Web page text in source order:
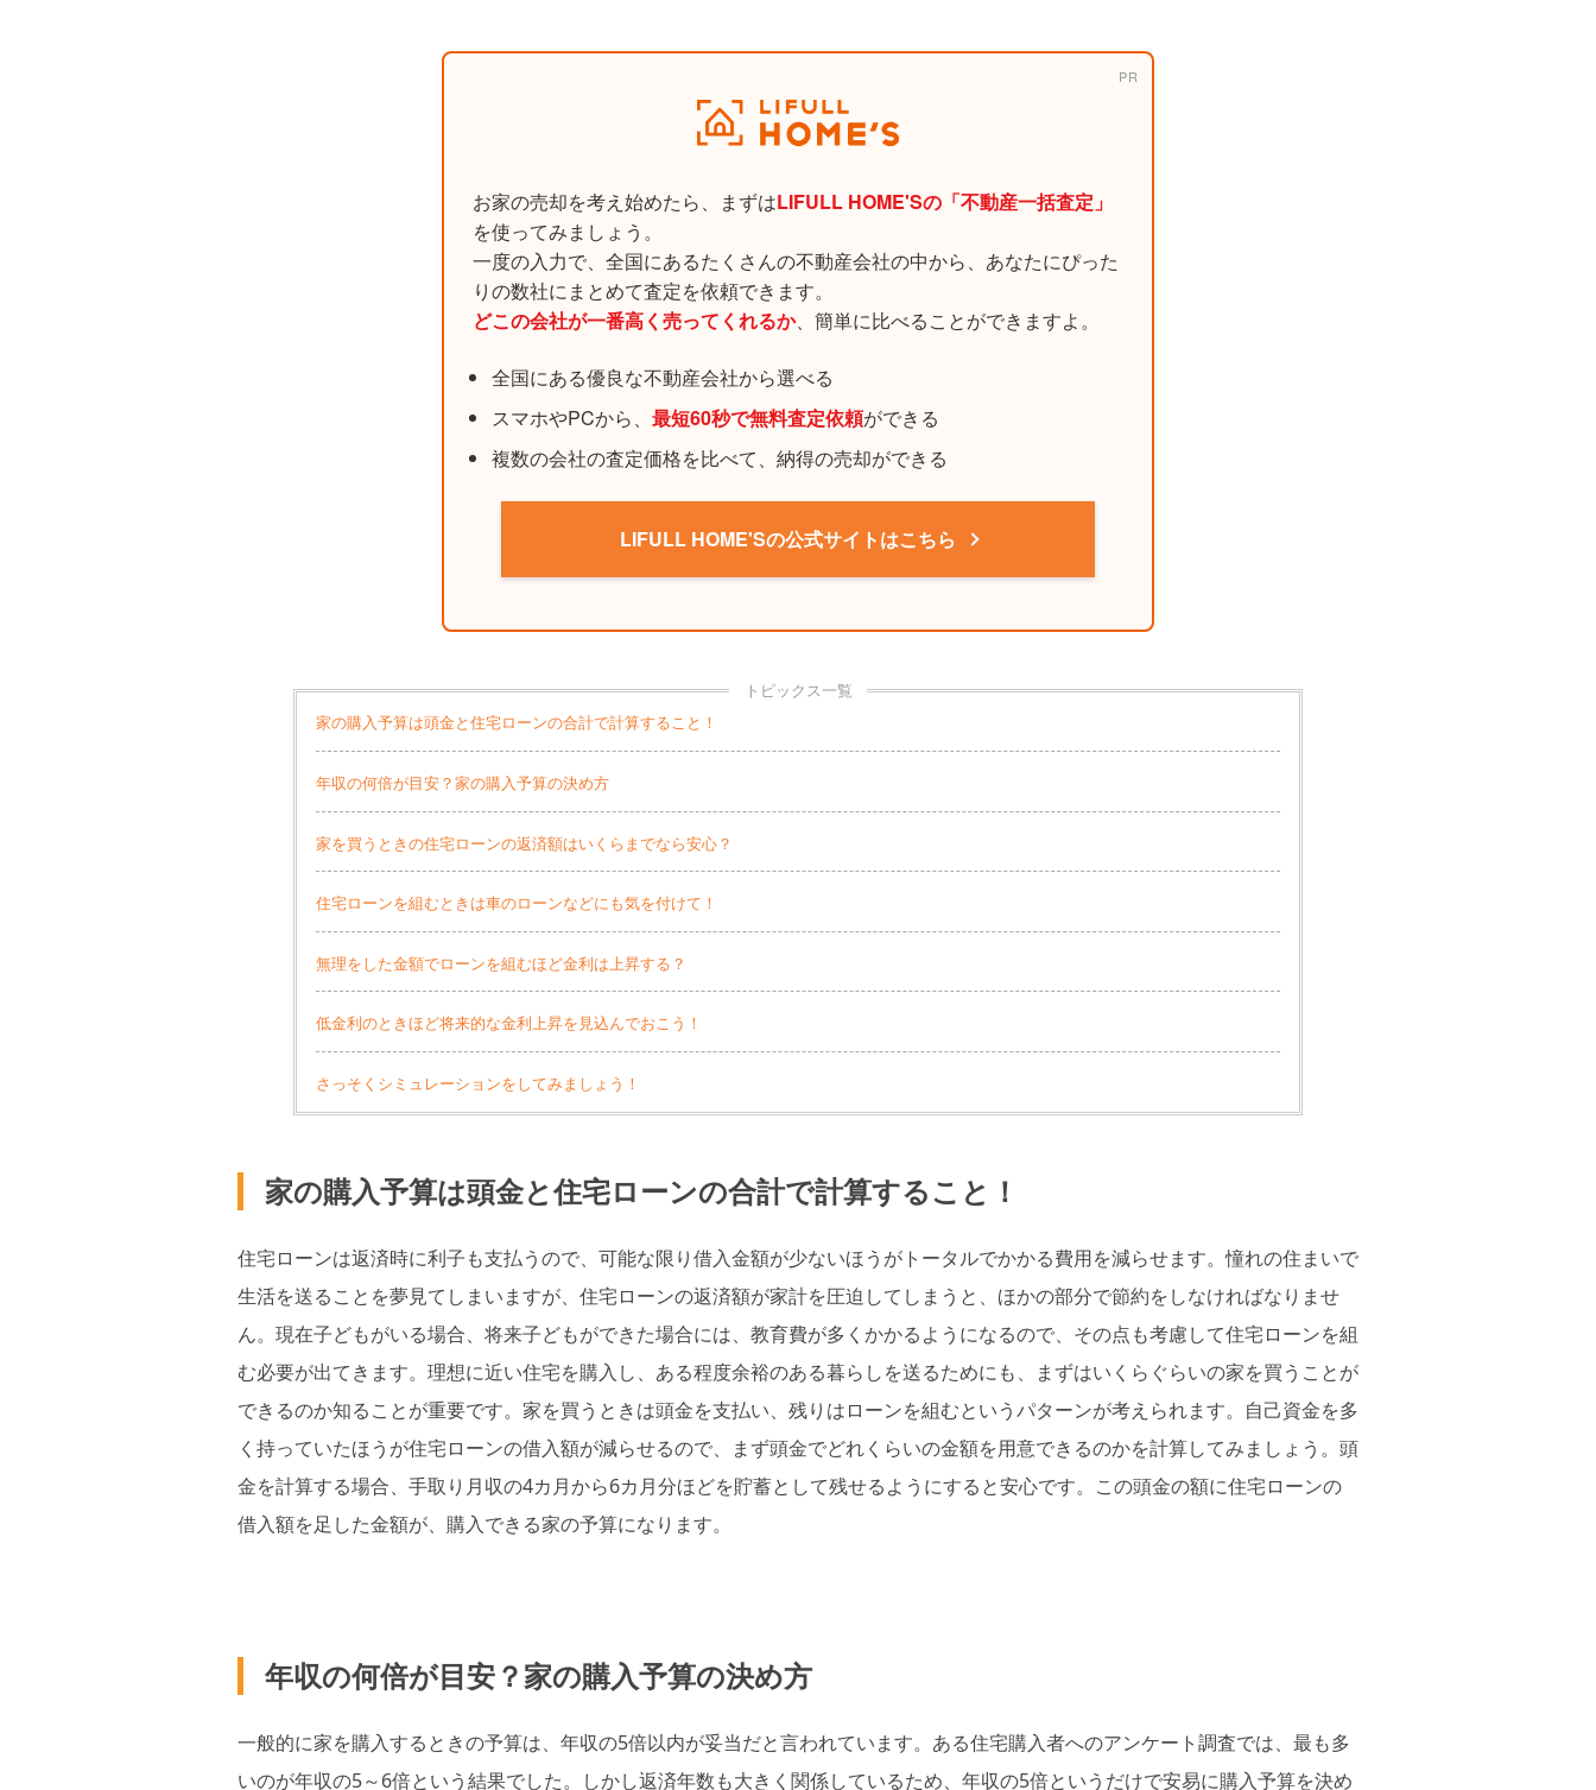
お家の売却を考え始めたら、まずはLIFULL HOME'Sの「不動産一括査定」
を使ってみましょう。
一度の入力で、全国にあるたくさんの不動産会社の中から、あなたにぴった
りの数社にまとめて査定を依頼できます。
どこの会社が一番高く売ってくれるか、簡単に比べることができますよ。
全国にある優良な不動産会社から選べる
スマホやPCから、 最短60秒で無料査定依頼ができる
複数の会社の査定価格を比べて、納得の売却ができる
LIFULL HOME'Sの公式サイトはこちら
トピックス一覧
家の購入予算は頭金と住宅ローンの合計で計算すること！
年収の何倍が目安？家の購入予算の決め方
家を買うときの住宅ローンの返済額はいくらまでなら安心？
住宅ローンを組むときは車のローンなどにも気を付けて！
無理をした金額でローンを組むほど金利は上昇する？
低金利のときほど将来的な金利上昇を見込んでおこう！
さっそくシミュレーションをしてみましょう！
家の購入予算は頭金と住宅ローンの合計で計算すること！
住宅ローンは返済時に利子も支払うので、可能な限り借入金額が少ないほうがトータルでかかる費用を減らせます。憧れの住まいで
生活を送ることを夢見てしまいますが、住宅ローンの返済額が家計を圧迫してしまうと、ほかの部分で節約をしなければなりませ
ん。現在子どもがいる場合、将来子どもができた場合には、教育費が多くかかるようになるので、その点も考慮して住宅ローンを組
む必要が出てきます。理想に近い住宅を購入し、ある程度余裕のある暮らしを送るためにも、まずはいくらぐらいの家を買うことが
できるのか知ることが重要です。家を買うときは頭金を支払い、残りはローンを組むというパターンが考えられます。自己資金を多
く持っていたほうが住宅ローンの借入額が減らせるので、まず頭金でどれくらいの金額を用意できるのかを計算してみましょう。頭
金を計算する場合、手取り月収の4カ月から6カ月分ほどを貯蓄として残せるようにすると安心です。この頭金の額に住宅ローンの
借入額を足した金額が、購入できる家の予算になります。
年収の何倍が目安？家の購入予算の決め方
一般的に家を購入するときの予算は、年収の5倍以内が妥当だと言われています。ある住宅購入者へのアンケート調査では、最も多
いのが年収の5～6倍という結果でした。しかし返済年数も大きく関係しているため、年収の5倍というだけで安易に購入予算を決め